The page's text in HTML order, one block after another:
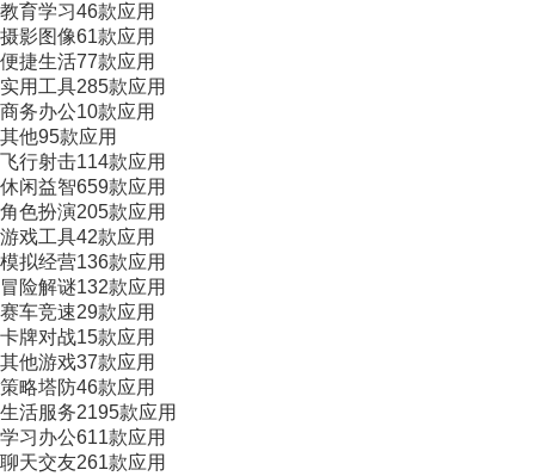
教育学习46款应用
摄影图像61款应用
便捷生活77款应用
实用工具285款应用
商务办公10款应用
其他95款应用
飞行射击114款应用
休闲益智659款应用
角色扮演205款应用
游戏工具42款应用
模拟经营136款应用
冒险解谜132款应用
赛车竞速29款应用
卡牌对战15款应用
其他游戏37款应用
策略塔防46款应用
生活服务2195款应用
学习办公611款应用
聊天交友261款应用